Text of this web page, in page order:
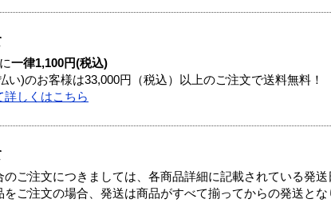
一律1,100円(税込)
い)のお客様は33,000円（税込）以上のご注文で送料無料！
詳しくはこちら
のご注文につきましては、各商品詳細に記載されている発送
をご注文の場合、発送は商品がすべて揃ってからの発送とな